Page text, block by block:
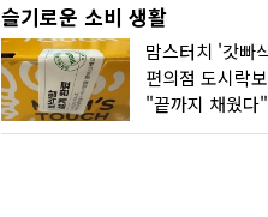
슬기로운 소비 생활